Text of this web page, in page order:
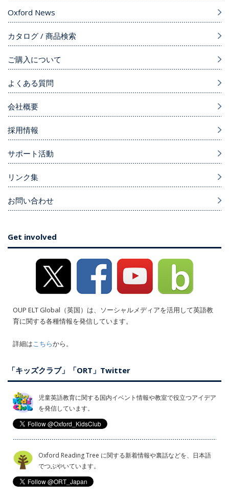
Oxford News
カタログ / 商品検索
ご購入について
よくある質問
会社概要
採用情報
サポート活動
リンク集
お問い合わせ
Get involved
OUP ELT Global（英国）は、ソーシャルメディアを活用して英語教
育に関する各種情報を発信しています。
詳細はこちらから。
「キッズクラブ」「ORT」Twitter
児童英語教育に関する国内イベント情報や教室で役立つアイデア
を発信しています。
Oxford Reading Tree に関する新着情報や裏話などを、日本語
でつぶやいています。